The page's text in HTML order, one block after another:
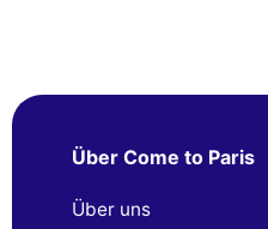
Über Come to Paris
Über uns